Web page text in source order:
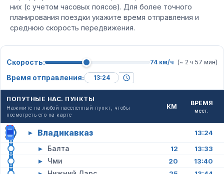
них (с учетом часовых поясов). Для более точного
планирования поездки укажите время отправления и
среднюю скорость передвижения.
Скорость: 74 км/ч (~ 2 ч 57 мин)
Время отправления:
ПОПУТНЫЕ НАС. ПУНКТЫ
Нажмите на любой населенный пункт, чтобы
посмотреть его на карте
КМ ВРЕМЯ
мест.
▸ Владикавказ 13:24
▸ Балта 12 13:33
▸ Чми 20 13:40